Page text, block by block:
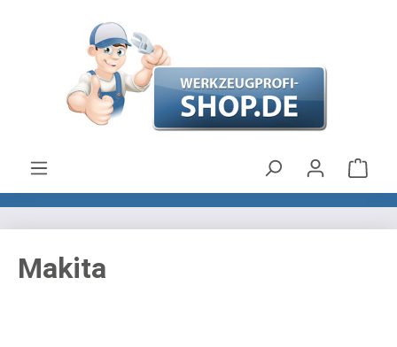
Zum Hauptinhalt springen
Makita